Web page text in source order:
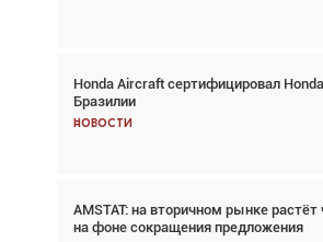
Honda Aircraft сертифицировал
Бразилии
Новости
AMSTAT: на вторичном рынке растёт
на фоне сокращения предложения
Авиационный фотограф Дэйв Кох:
говорит сама за себя... а ИИ всё
Новости
Проблемы с цепочками поставок
Аналитика